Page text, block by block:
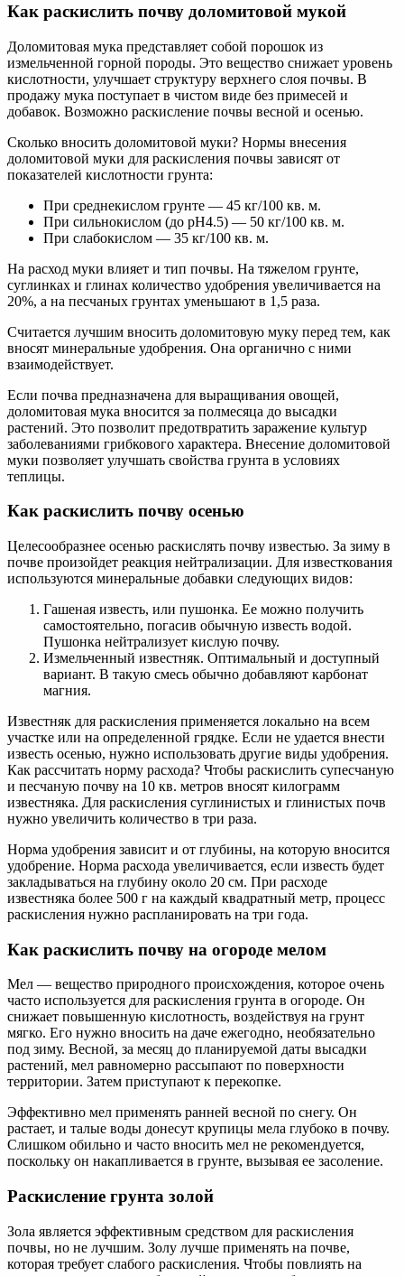
Как раскислить почву доломитовой мукой
Доломитовая мука представляет собой порошок из
измельченной горной породы. Это вещество снижает уровень
кислотности, улучшает структуру верхнего слоя почвы. В
продажу мука поступает в чистом виде без примесей и
добавок. Возможно раскисление почвы весной и осенью.
Сколько вносить доломитовой муки? Нормы внесения
доломитовой муки для раскисления почвы зависят от
показателей кислотности грунта:
При среднекислом грунте — 45 кг/100 кв. м.
При сильнокислом (до pH4.5) — 50 кг/100 кв. м.
При слабокислом — 35 кг/100 кв. м.
На расход муки влияет и тип почвы. На тяжелом грунте,
суглинках и глинах количество удобрения увеличивается на
20%, а на песчаных грунтах уменьшают в 1,5 раза.
Считается лучшим вносить доломитовую муку перед тем, как
вносят минеральные удобрения. Она органично с ними
взаимодействует.
Если почва предназначена для выращивания овощей,
доломитовая мука вносится за полмесяца до высадки
растений. Это позволит предотвратить заражение культур
заболеваниями грибкового характера. Внесение доломитовой
муки позволяет улучшать свойства грунта в условиях
теплицы.
Как раскислить почву осенью
Целесообразнее осенью раскислять почву известью. За зиму в
почве произойдет реакция нейтрализации. Для известкования
используются минеральные добавки следующих видов:
Гашеная известь, или пушонка. Ее можно получить
самостоятельно, погасив обычную известь водой.
Пушонка нейтрализует кислую почву.
Измельченный известняк. Оптимальный и доступный
вариант. В такую смесь обычно добавляют карбонат
магния.
Известняк для раскисления применяется локально на всем
участке или на определенной грядке. Если не удается внести
известь осенью, нужно использовать другие виды удобрения.
Как рассчитать норму расхода? Чтобы раскислить супесчаную
и песчаную почву на 10 кв. метров вносят килограмм
известняка. Для раскисления суглинистых и глинистых почв
нужно увеличить количество в три раза.
Норма удобрения зависит и от глубины, на которую вносится
удобрение. Норма расхода увеличивается, если известь будет
закладываться на глубину около 20 см. При расходе
известняка более 500 г на каждый квадратный метр, процесс
раскисления нужно распланировать на три года.
Как раскислить почву на огороде мелом
Мел — вещество природного происхождения, которое очень
часто используется для раскисления грунта в огороде. Он
снижает повышенную кислотность, воздействуя на грунт
мягко. Его нужно вносить на даче ежегодно, необязательно
под зиму. Весной, за месяц до планируемой даты высадки
растений, мел равномерно рассыпают по поверхности
территории. Затем приступают к перекопке.
Эффективно мел применять ранней весной по снегу. Он
растает, и талые воды донесут крупицы мела глубоко в почву.
Слишком обильно и часто вносить мел не рекомендуется,
поскольку он накапливается в грунте, вызывая ее засоление.
Раскисление грунта золой
Зола является эффективным средством для раскисления
почвы, но не лучшим. Золу лучше применять на почве,
которая требует слабого раскисления. Чтобы повлиять на